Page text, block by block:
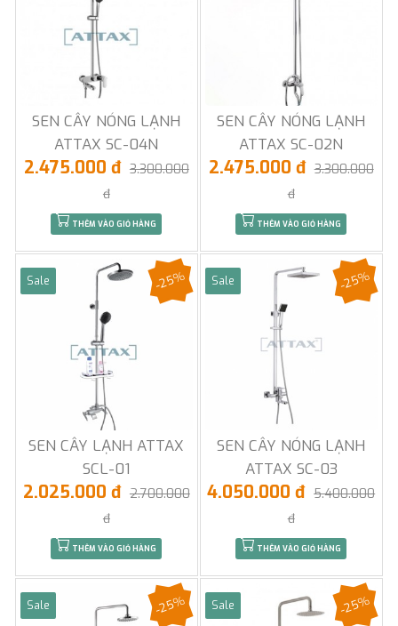
SEN CÂY NÓNG LẠNH
ATTAX SC-04N
2.475.000 đ 3.300.000
đ
THÊM VÀO GIỎ HÀNG
SEN CÂY NÓNG LẠNH
ATTAX SC-02N
2.475.000 đ 3.300.000
đ
THÊM VÀO GIỎ HÀNG
Sale
SEN CÂY LẠNH ATTAX
SCL-01
-25%
2.025.000 đ 2.700.000
đ
THÊM VÀO GIỎ HÀNG
Sale
SEN CÂY NÓNG LẠNH
ATTAX SC-03
-25%
4.050.000 đ 5.400.000
đ
THÊM VÀO GIỎ HÀNG
Sale -25% Sale -25%